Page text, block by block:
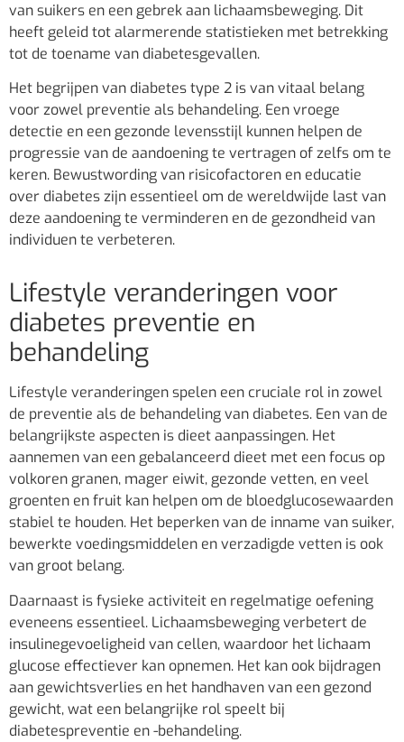
van suikers en een gebrek aan lichaamsbeweging. Dit
heeft geleid tot alarmerende statistieken met betrekking
tot de toename van diabetesgevallen.
Het begrijpen van diabetes type 2 is van vitaal belang
voor zowel preventie als behandeling. Een vroege
detectie en een gezonde levensstijl kunnen helpen de
progressie van de aandoening te vertragen of zelfs om te
keren. Bewustwording van risicofactoren en educatie
over diabetes zijn essentieel om de wereldwijde last van
deze aandoening te verminderen en de gezondheid van
individuen te verbeteren.
Lifestyle veranderingen voor
diabetes preventie en
behandeling
Lifestyle veranderingen spelen een cruciale rol in zowel
de preventie als de behandeling van diabetes. Een van de
belangrijkste aspecten is dieet aanpassingen. Het
aannemen van een gebalanceerd dieet met een focus op
volkoren granen, mager eiwit, gezonde vetten, en veel
groenten en fruit kan helpen om de bloedglucosewaarden
stabiel te houden. Het beperken van de inname van suiker,
bewerkte voedingsmiddelen en verzadigde vetten is ook
van groot belang.
Daarnaast is fysieke activiteit en regelmatige oefening
eveneens essentieel. Lichaamsbeweging verbetert de
insulinegevoeligheid van cellen, waardoor het lichaam
glucose effectiever kan opnemen. Het kan ook bijdragen
aan gewichtsverlies en het handhaven van een gezond
gewicht, wat een belangrijke rol speelt bij
diabetespreventie en -behandeling.